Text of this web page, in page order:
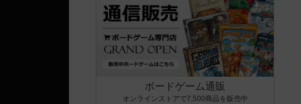
ボードゲーム通販
オンラインストアで7,500商品を販売中